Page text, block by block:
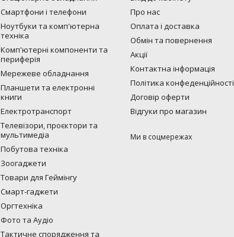
Смартфони і телефони
Ноутбуки та комп'ютерна
техніка
Комп'ютерні компоненти та
периферія
Мережеве обладнання
Планшети та електронні
книги
Електротранспорт
Телевізори, проєктори та
мультимедіа
Побутова техніка
Зоогаджети
Товари для Геймінгу
Смарт-гаджети
Оргтехніка
Фото та Аудіо
Тактичне спорядження та
Про нас
Оплата і доставка
Обмін та повернення
Акції
Контактна інформація
Політика конфеденційності
Договір оферти
Відгуки про магазин
Ми в соцмережах